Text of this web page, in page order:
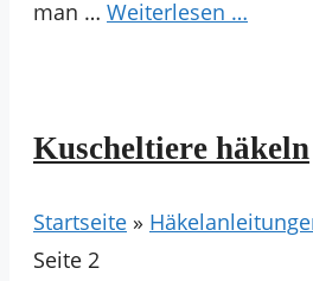
man … Weiterlesen …
Kuscheltiere häkeln
Startseite »
Seite 2